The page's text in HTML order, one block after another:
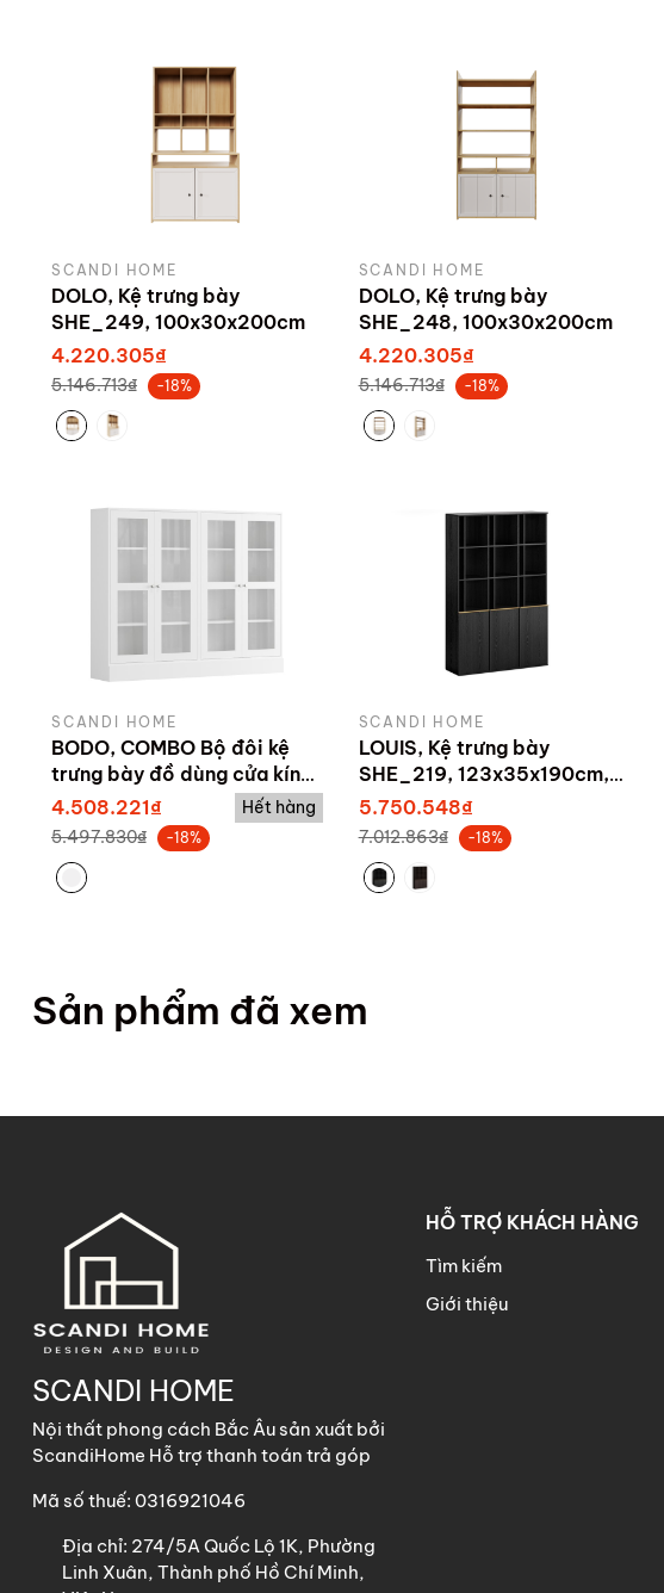
SCANDI HOME
DOLO, Kệ trưng bày
SHE_249, 100x30x200cm
4.220.305₫
5.146.713₫ -18%
SCANDI HOME
DOLO, Kệ trưng bày
SHE_248, 100x30x200cm
4.220.305₫
5.146.713₫ -18%
SCANDI HOME
BODO, COMBO Bộ đôi kệ
trưng bày đồ dùng cửa kính
SHE_074, 162x35x134cm,
sản xuất bởi Scandi Home
4.508.221₫
5.497.830₫ -18%
Hết hàng
SCANDI HOME
LOUIS, Kệ trưng bày
SHE_219, 123x35x190cm,
sản xuất bởi Scandi Home
5.750.548₫
7.012.863₫ -18%
Sản phẩm đã xem
SCANDI HOME
Nội thất phong cách Bắc Âu sản xuất bởi
ScandiHome Hỗ trợ thanh toán trả góp
Mã số thuế: 0316921046
Địa chỉ: 274/5A Quốc Lộ 1K, Phường
Linh Xuân, Thành phố Hồ Chí Minh,
HỖ TRỢ KHÁCH HÀNG
Tìm kiếm
Giới thiệu